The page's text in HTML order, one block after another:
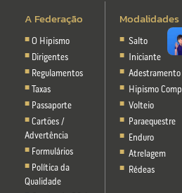
A Federação
O Hipismo
Dirigentes
Regulamentos
Taxas
Passaporte
Cartões /
Advertência
Formulários
Política da
Qualidade
Modalidades
Salto
Iniciante
Adestramento
Hipismo
Volteio
Paraequestre
Enduro
Atrelagem
Rédeas